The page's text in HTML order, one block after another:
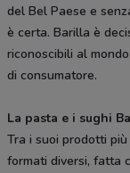
del Bel Paese e
è certa. Barilla è
riconoscibili al
di consumatore.
La pasta e i sughi
Tra i suoi prodotti
formati diversi, fatta